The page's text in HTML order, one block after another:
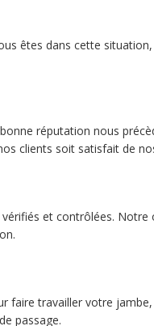
êtes dans cette situation,
réputation nous
clients soit satisfait de
et contrôlées.
faire travailler votre
passage.